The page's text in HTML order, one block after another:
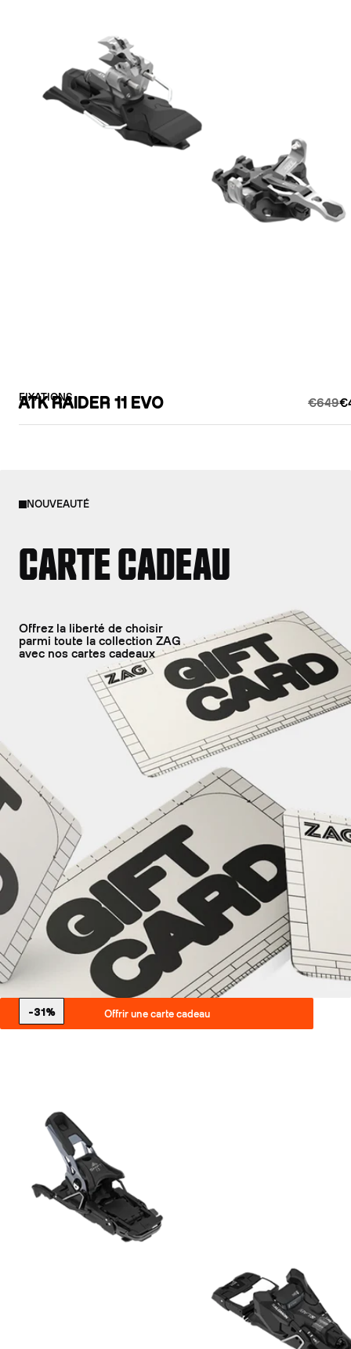
FIXATIONS
ATK RAIDER 11 EVO €649
NOUVEAUTÉ
CARTE CADEAU
Offrez la liberté de choisir
parmi toute la collection ZAG
avec nos cartes cadeaux
Offrir une carte cadeau
-31%